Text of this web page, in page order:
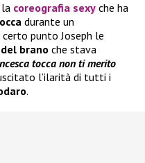
coreografia sexy che ha
durante un
punto Joseph le
brano che stava
tocca non ti merito
l’ilarità di tutti i
.